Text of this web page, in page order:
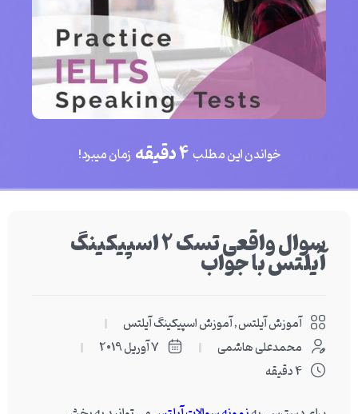
خواندن این مطلب4 دقیقه زمان میبرد!
سوال واقعی تسک 2 اسپیکینگ آیلتس با جواب
آموزش آیلتس,آموزش اسپیکینگ آیلتس
محمدعلی هاشمی
7 آوریل 2019
4 دقیقه